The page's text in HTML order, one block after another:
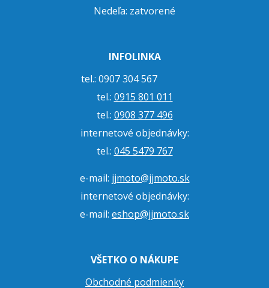
Nedeľa: zatvorené
INFOLINKA
tel.: 0907 304 567
tel.: 0915 801 011
tel.: 0908 377 496
internetové objednávky:
tel.: 045 5479 767
e-mail: jjmoto@jjmoto.sk
internetové objednávky:
e-mail: eshop@jjmoto.sk
VŠETKO O NÁKUPE
Obchodné podmienky